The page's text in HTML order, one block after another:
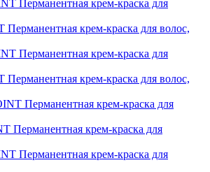
крем-краска для волос,
крем-краска для волос,
Перманентная крем-краска для